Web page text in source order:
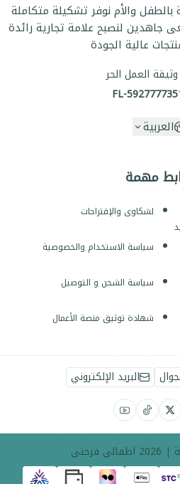
مهمة
لشكاوى والإقتراحات
سياسة الاستخدام والخصوصية
سياسة الشحن و التوصيل
شهادة توثيق منصة الأعمال
والأم نوفر تشكيلة متكاملة
جاهدين لنصبح علامة تجارية رائدة
عالية الجودة
وثيقة العمل الحر
FL-592777735
العربية
البريد الإلكتروني
اطفالي فرحتي